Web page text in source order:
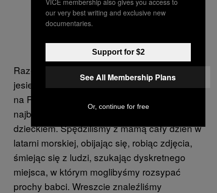
Razem z moją matką poleciałem do Maine
jesienią po jej śmierci, żeby rozsypać prochy
na Pemaquid Point. To właśnie tam
najbardziej lubiła chodzić, gdy była
dzieckiem. Spędziliśmy z mamą cały dzień w
latarni morskiej, obijając się, robiąc zdjęcia,
śmiejąc się z ludzi, szukając dyskretnego
miejsca, w którym moglibyśmy rozsypać
prochy babci. Wreszcie znaleźliśmy
our very best writing and exclusive new
documentaries.
Support for $2
See All Membership Plans
Or, continue for free